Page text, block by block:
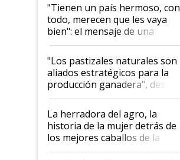
"Tienen un país hermoso, con
todo, merecen que les vaya
bien": el mensaje de una
ganadera uruguaya sobre las
oportunidades que se abren
para el agro en Argentina, con
foco en la carne
"Los pastizales naturales son
aliados estratégicos para la
producción ganadera", destaca
la iniciativa que ya reúne a 46
establecimientos en Argentina
La herradora del agro, la
historia de la mujer detrás de
los mejores caballos de la
Argentina y los mitos que